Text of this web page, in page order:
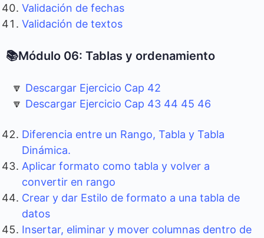
Validación de fechas
Validación de textos
📚Módulo 06: Tablas y ordenamiento
🔽 Descargar Ejercicio Cap 42
🔽 Descargar Ejercicio Cap 43 44 45 46
Diferencia entre un Rango, Tabla y Tabla
Dinámica.
Aplicar formato como tabla y volver a
convertir en rango
Crear y dar Estilo de formato a una tabla de
datos
Insertar, eliminar y mover columnas dentro de